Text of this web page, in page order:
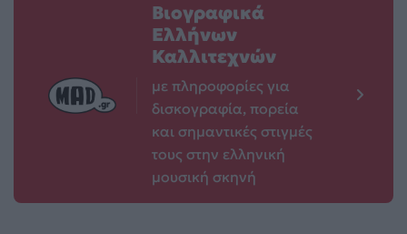
Βιογραφικά
Ελλήνων
Καλλιτεχνών
με πληροφορίες για
δισκογραφία, πορεία
και σημαντικές στιγμές
τους στην ελληνική
μουσική σκηνή